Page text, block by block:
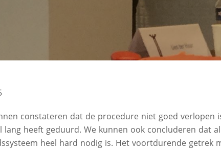
constateren dat de procedure niet goed verlopen
heeft geduurd. We kunnen ook concluderen dat
heel hard nodig is. Het voortdurende getrek